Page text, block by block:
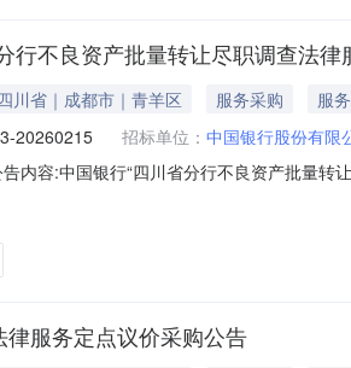
行不良资产批量转让尽职调查法
川省｜成都市｜青羊区 服务采购
服务
20260215 招标单位： 中国银行股份有限
内容:中国银行“四川省分行不良资产批量转
服务定点议价采购公告